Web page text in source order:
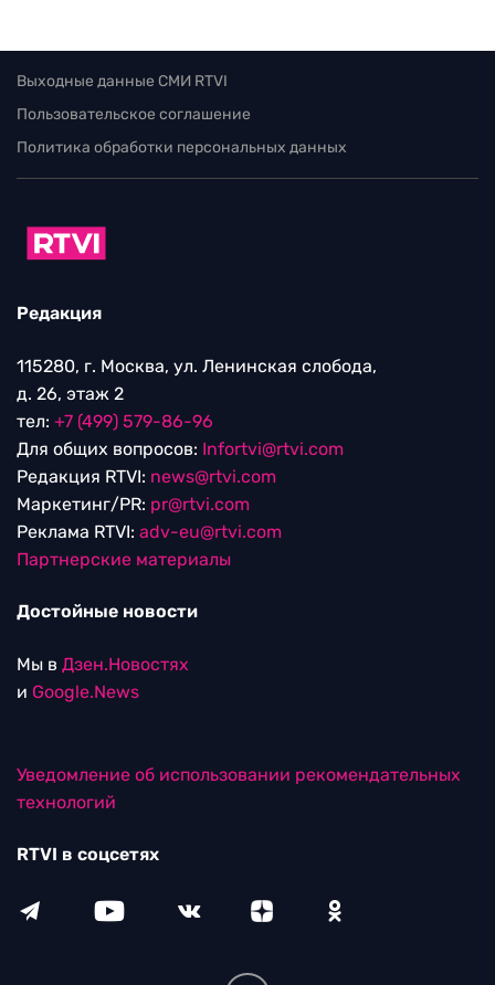
Выходные данные СМИ RTVI
Пользовательское соглашение
Политика обработки персональных данных
Редакция
115280, г. Москва, ул. Ленинская слобода,
д. 26, этаж 2
тел: +7 (499) 579-86-96
Для общих вопросов: Infortvi@rtvi.com
Редакция RTVI: news@rtvi.com
Маркетинг/PR: pr@rtvi.com
Реклама RTVI: adv-eu@rtvi.com
Партнерские материалы
Достойные новости
Мы в Дзен.Новостях
и Google.News
Уведомление об использовании рекомендательных
технологий
RTVI в соцсетях